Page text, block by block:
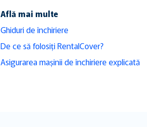
Află mai multe
Ghiduri de închiriere
De ce să folosiți RentalCover?
Asigurarea mașinii de închiriere explicată